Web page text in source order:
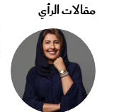
مقالات الرأي